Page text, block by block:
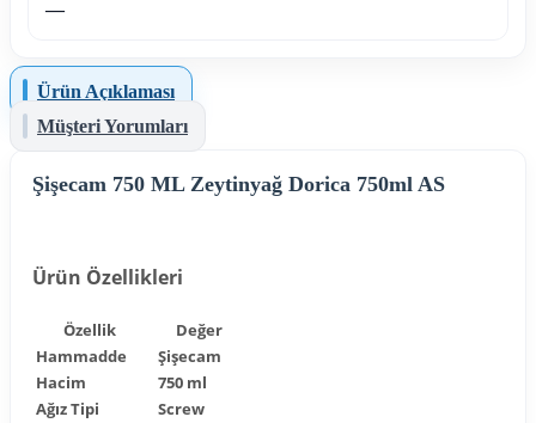
—
Ürün Açıklaması
Müşteri Yorumları
Şişecam 750 ML Zeytinyağ Dorica 750ml AS
Ürün Özellikleri
Özellik
Değer
Hammadde
Şişecam
Hacim
750 ml
Ağız Tipi
Screw